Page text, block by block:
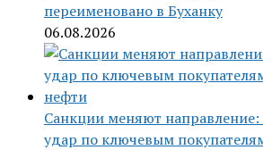
переименовано в Буханку
06.08.2026
Санкции меняют направление:
удар по ключевым